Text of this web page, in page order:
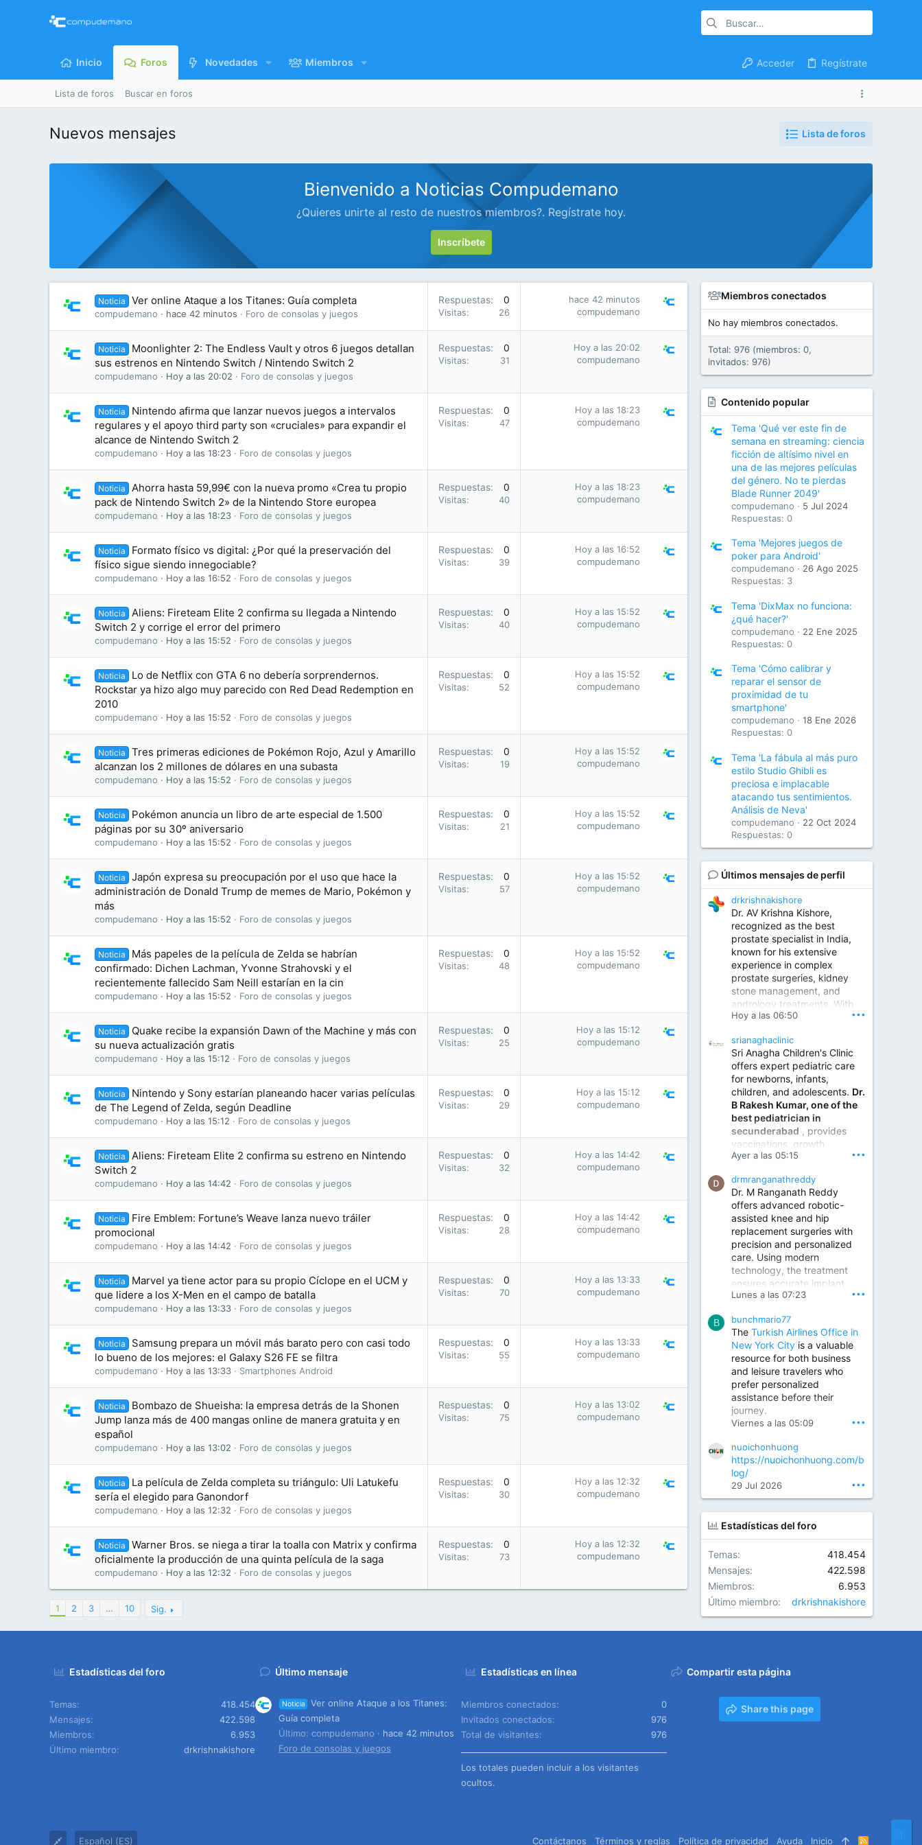
Inicio Foros Novedades Miembros Acceder Regístrate
Lista de foros Buscar en foros
Nuevos mensajes Lista de foros
Bienvenido a Noticias Compudemano
¿Quieres unirte al resto de nuestros miembros?. Regístrate hoy.
Inscríbete
Noticia Ver online Ataque a los Titanes: Guía completa
compudemano hace 42 minutos Foro de consolas y juegos
Respuestas 0
Visitas 26
hace 42 minutos
compudemano
Noticia
Moonlighter 2: The Endless Vault y otros 6 juegos detallan
sus estrenos en Nintendo Switch / Nintendo Switch 2
compudemano Hoy a las 20:02 Foro de consolas y juegos
Respuestas 0
Visitas 31
Hoy a las 20:02
compudemano
Noticia
Nintendo afirma que lanzar nuevos juegos a intervalos
regulares y el apoyo third party son «cruciales» para expandir el
alcance de Nintendo Switch 2
compudemano Hoy a las 18:23 Foro de consolas y juegos
Respuestas 0
Visitas 47
Hoy a las 18:23
compudemano
Noticia
Ahorra hasta 59,99€ con la nueva promo «Crea tu propio
pack de Nintendo Switch 2» de la Nintendo Store europea
compudemano Hoy a las 18:23 Foro de consolas y juegos
Respuestas 0
Visitas 40
Hoy a las 18:23
compudemano
Noticia
Formato físico vs digital: ¿Por qué la preservación del
físico sigue siendo innegociable?
compudemano Hoy a las 16:52 Foro de consolas y juegos
Respuestas 0
Visitas 39
Hoy a las 16:52
compudemano
Noticia
Aliens: Fireteam Elite 2 confirma su llegada a Nintendo
Switch 2 y corrige el error del primero
compudemano Hoy a las 15:52 Foro de consolas y juegos
Respuestas 0
Visitas 40
Hoy a las 15:52
compudemano
Noticia
Lo de Netflix con GTA 6 no debería sorprendernos.
Rockstar ya hizo algo muy parecido con Red Dead Redemption en
2010
compudemano Hoy a las 15:52 Foro de consolas y juegos
Respuestas 0
Visitas 52
Hoy a las 15:52
compudemano
Noticia
Tres primeras ediciones de Pokémon Rojo, Azul y Amarillo
alcanzan los 2 millones de dólares en una subasta
compudemano Hoy a las 15:52 Foro de consolas y juegos
Respuestas 0
Visitas 19
Hoy a las 15:52
compudemano
Noticia
Pokémon anuncia un libro de arte especial de 1.500
páginas por su 30º aniversario
compudemano Hoy a las 15:52 Foro de consolas y juegos
Respuestas 0
Visitas 21
Hoy a las 15:52
compudemano
Noticia
Japón expresa su preocupación por el uso que hace la
administración de Donald Trump de memes de Mario, Pokémon y
más
compudemano Hoy a las 15:52 Foro de consolas y juegos
Respuestas 0
Visitas 57
Hoy a las 15:52
compudemano
Noticia
Más papeles de la película de Zelda se habrían
confirmado: Dichen Lachman, Yvonne Strahovski y el
recientemente fallecido Sam Neill estarían en la cin
compudemano Hoy a las 15:52 Foro de consolas y juegos
Respuestas 0
Visitas 48
Hoy a las 15:52
compudemano
Noticia
Quake recibe la expansión Dawn of the Machine y más con
su nueva actualización gratis
compudemano Hoy a las 15:12 Foro de consolas y juegos
Respuestas 0
Visitas 25
Hoy a las 15:12
compudemano
Noticia
Nintendo y Sony estarían planeando hacer varias películas
de The Legend of Zelda, según Deadline
compudemano Hoy a las 15:12 Foro de consolas y juegos
Respuestas 0
Visitas 29
Hoy a las 15:12
compudemano
Noticia
Aliens: Fireteam Elite 2 confirma su estreno en Nintendo
Switch 2
compudemano Hoy a las 14:42 Foro de consolas y juegos
Respuestas 0
Visitas 32
Hoy a las 14:42
compudemano
Noticia
Fire Emblem: Fortune’s Weave lanza nuevo tráiler
promocional
compudemano Hoy a las 14:42 Foro de consolas y juegos
Respuestas 0
Visitas 28
Hoy a las 14:42
compudemano
Noticia
Marvel ya tiene actor para su propio Cíclope en el UCM y
que lidere a los X-Men en el campo de batalla
compudemano Hoy a las 13:33 Foro de consolas y juegos
Respuestas 0
Visitas 70
Hoy a las 13:33
compudemano
Noticia
Samsung prepara un móvil más barato pero con casi todo
lo bueno de los mejores: el Galaxy S26 FE se filtra
compudemano Hoy a las 13:33 Smartphones Android
Respuestas 0
Visitas 55
Hoy a las 13:33
compudemano
Noticia
Bombazo de Shueisha: la empresa detrás de la Shonen
Jump lanza más de 400 mangas online de manera gratuita y en
español
compudemano Hoy a las 13:02 Foro de consolas y juegos
Respuestas 0
Visitas 75
Hoy a las 13:02
compudemano
Noticia
La película de Zelda completa su triángulo: Uli Latukefu
sería el elegido para Ganondorf
compudemano Hoy a las 12:32 Foro de consolas y juegos
Respuestas 0
Visitas 30
Hoy a las 12:32
compudemano
Noticia
Warner Bros. se niega a tirar la toalla con Matrix y confirma
oficialmente la producción de una quinta película de la saga
compudemano Hoy a las 12:32 Foro de consolas y juegos
Respuestas 0
Visitas 73
Hoy a las 12:32
compudemano
1 2 3 … 10 Sig.
Miembros conectados
No hay miembros conectados.
Total: 976 (miembros: 0,
invitados: 976)
Contenido popular
Tema 'Qué ver este fin de
semana en streaming: ciencia
ficción de altísimo nivel en
una de las mejores películas
del género. No te pierdas
Blade Runner 2049'
compudemano
5 Jul 2024
Respuestas: 0
Tema 'Mejores juegos de
poker para Android'
compudemano
26 Ago 2025
Respuestas: 3
Tema 'DixMax no funciona:
¿qué hacer?'
compudemano
22 Ene 2025
Respuestas: 0
Tema 'Cómo calibrar y
reparar el sensor de
proximidad de tu
smartphone'
compudemano
18 Ene 2026
Respuestas: 0
Tema 'La fábula al más puro
estilo Studio Ghibli es
preciosa e implacable
atacando tus sentimientos.
Análisis de Neva'
compudemano
22 Oct 2024
Respuestas: 0
Últimos mensajes de perfil
drkrishnakishore
Dr. AV Krishna Kishore,
recognized as the best
prostate specialist in India,
known for his extensive
experience in complex
prostate surgeries, kidney
stone management, and
andrology treatments. With
years of surgical practice and
invasive and robotic
techniques.
Best Urologist in Vijayawada | Urology Specialist in Vijayawada
Dr. A. V. Krishna Kishore,
the Best Urologist...
www.drkrishnakishore.com
Hoy a las 06:50 •••
srianaghaclinic
Sri Anagha Children's Clinic
offers expert pediatric care
for newborns, infants,
children, and adolescents. Dr.
B Rakesh Kumar, one of the
best pediatrician in
secunderabad , provides
vaccinations, growth
monitoring, newborn care,
illnesses, nutrition guidance,
and preventive healthcare in
a child-friendly environment.
Children Hospital in Secunderabad | Best Pediatrician in Hyderabad | Neonatologist in Medchal
Our pediatrician and
Neonatologist team at...
www.srianaghaclinic.com
Ayer a las 05:15 •••
drmranganathreddy
Dr. M Ranganath Reddy
offers advanced robotic-
assisted knee and hip
replacement surgeries with
precision and personalized
care. Using modern
technology, the treatment
ensures accurate implant
placement, reduced pain,
improved joint function,
helping patients return to an
active and comfortable
lifestyle.
Orthopedic Surgeon in Kondapur | Best Orthopedic Doctor in Kondapur | Dr. M. Ranganath Reddy
Consult Dr. M. Ranganath
Reddy, the best...
www.drranganathreddy.co
m
Lunes a las 07:23 •••
B bunchmario77
The Turkish Airlines Office in
New York City is a valuable
resource for both business
and leisure travelers who
prefer personalized
assistance before their
journey.
Viernes a las 05:09 •••
nuoichonhuong
https://nuoichonhuong.com/b
log/
29 Jul 2026 •••
Estadísticas del foro
Temas
418.454
Mensajes
422.598
Miembros
6.953
Último miembro
drkrishnakishore
Estadísticas del foro
Temas
418.454
Mensajes
422.598
Miembros
6.953
Último miembro
drkrishnakishore
Último mensaje
Noticia
Ver online Ataque a los Titanes:
Guía completa
Último: compudemano
hace 42 minutos
Foro de consolas y juegos
Estadísticas en línea
Miembros conectados
0
Invitados conectados
976
Total de visitantes
976
Los totales pueden incluir a los visitantes
ocultos.
Compartir esta página
Share this page
Español (ES) Contáctanos Términos y reglas Política de privacidad Ayuda Inicio R